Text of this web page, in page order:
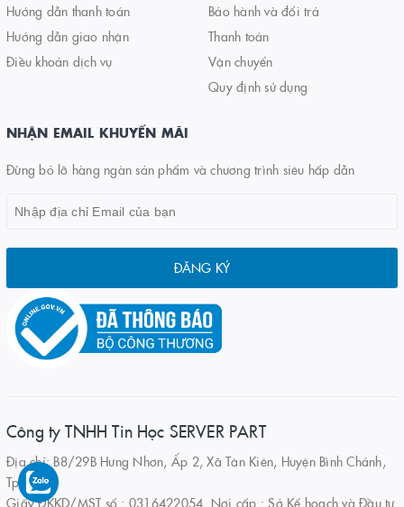
Hướng dẫn thanh toán
Hướng dẫn giao nhận
Điều khoản dịch vụ
Bảo hành và đổi trả
Thanh toán
Vận chuyển
Quy định sử dụng
NHẬN EMAIL KHUYẾN MÃI
Đừng bỏ lỡ hàng ngàn sản phẩm và chương trình siêu hấp dẫn
ĐĂNG KÝ
Công ty TNHH Tin Học SERVER PART
Địa chỉ: B8/29B Hưng Nhơn, Ấp 2, Xã Tân Kiên, Huyện Bình Chánh,
Tp.HCM
Giấy ĐKKD/MST số : 0316422054. Nơi cấp : Sở Kế hoạch và Đầu tư